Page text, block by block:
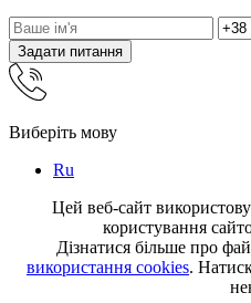
Задати питання
Виберіть мову
Ru
Цей веб-сайт
користування
Дізнатися більше про
використання cookies.